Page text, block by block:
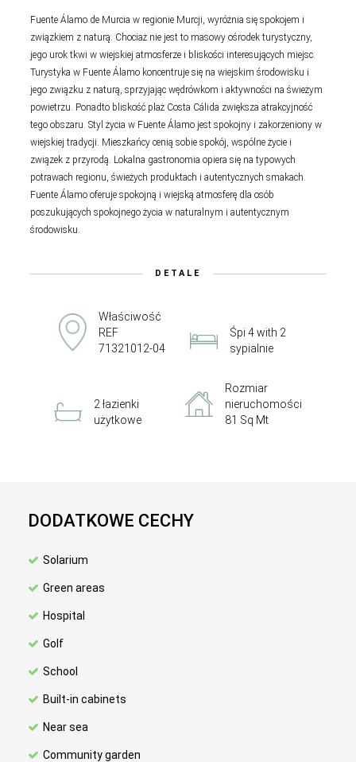
Fuente Álamo de Murcia w regionie Murcji, wyróżnia się spokojem i
związkiem z naturą. Chociaż nie jest to masowy ośrodek turystyczny,
jego urok tkwi w wiejskiej atmosferze i bliskości interesujących miejsc.
Turystyka w Fuente Álamo koncentruje się na wiejskim środowisku i
jego związku z naturą, sprzyjając wędrówkom i aktywności na świeżym
powietrzu. Ponadto bliskość plaż Costa Cálida zwiększa atrakcyjność
tego obszaru. Styl życia w Fuente Álamo jest spokojny i zakorzeniony w
wiejskiej tradycji. Mieszkańcy cenią sobie spokój, wspólne życie i
związek z przyrodą. Lokalna gastronomia opiera się na typowych
potrawach regionu, świeżych produktach i autentycznych smakach.
Fuente Álamo oferuje spokojną i wiejską atmosferę dla osób
poszukujących spokojnego życia w naturalnym i autentycznym
środowisku.
DETALE
Właściwość
REF
71321012-04
Śpi 4 with 2
sypialnie
2 łazienki
użytkowe
Rozmiar
nieruchomości
81 Sq Mt
DODATKOWE CECHY
Solarium
Green areas
Hospital
Golf
School
Built-in cabinets
Near sea
Community garden